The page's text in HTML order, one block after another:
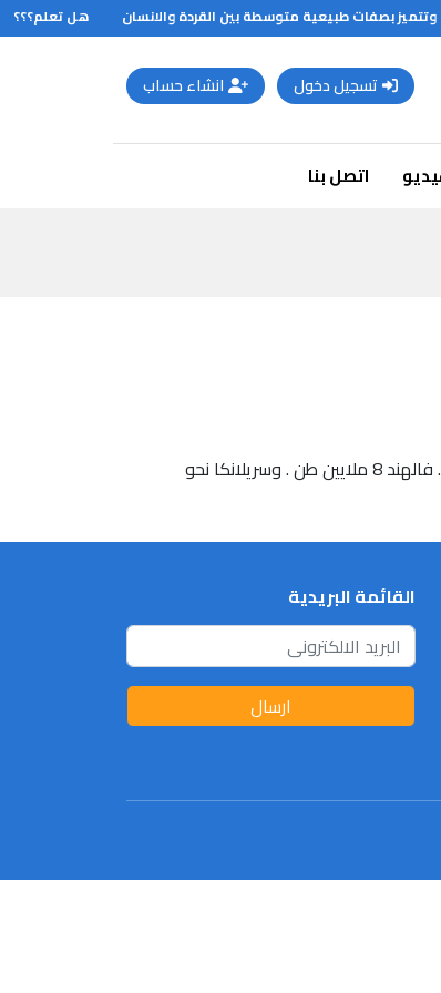
بصفات طبيعية متوسطة بين القردة والانسان
هل تعلم؟؟؟
تسجيل دخول انشاء حساب
اتصل بنا
الدولة التي تنتج أكبر كمية من جوز الهند في العالم هي إندونيسيا بإنتاج سنوي يبلغ 13.9 مليون طن , تليها الفلبين 10.3مليون طن . فالهند 8 ملايين طن . وسريلانكا نحو
القائمة البريدية
ارسال